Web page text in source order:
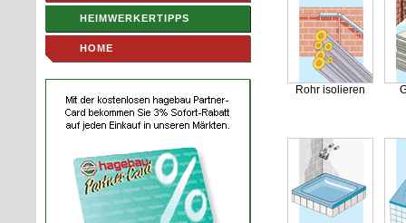
HEIMWERKERTIPPS
HOME
Rohr isolieren